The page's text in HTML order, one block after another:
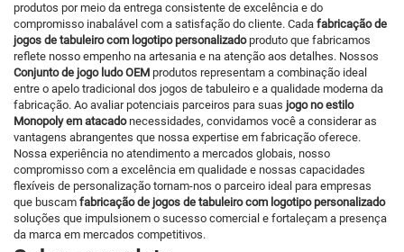
produtos por meio da entrega consistente de excelência e do
compromisso inabalável com a satisfação do cliente. Cada fabricação de
jogos de tabuleiro com logotipo personalizado produto que fabricamos
reflete nosso empenho na artesania e na atenção aos detalhes. Nossos
Conjunto de jogo ludo OEM produtos representam a combinação ideal
entre o apelo tradicional dos jogos de tabuleiro e a qualidade moderna da
fabricação. Ao avaliar potenciais parceiros para suas jogo no estilo
Monopoly em atacado necessidades, convidamos você a considerar as
vantagens abrangentes que nossa expertise em fabricação oferece.
Nossa experiência no atendimento a mercados globais, nosso
compromisso com a excelência em qualidade e nossas capacidades
flexíveis de personalização tornam-nos o parceiro ideal para empresas
que buscam fabricação de jogos de tabuleiro com logotipo personalizado
soluções que impulsionem o sucesso comercial e fortaleçam a presença
da marca em mercados competitivos.